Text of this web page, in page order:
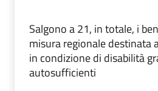
Salgono a 21, in totale, i
misura regionale destinata
in condizione di disabilità
autosufficienti